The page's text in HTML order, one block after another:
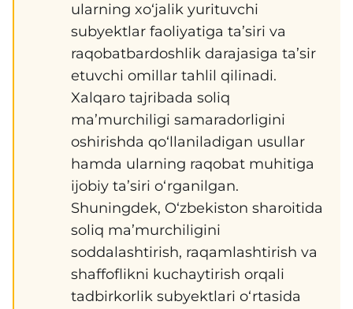
ularning xo‘jalik yurituvchi
subyektlar faoliyatiga ta’siri va
raqobatbardoshlik darajasiga ta’sir
etuvchi omillar tahlil qilinadi.
Xalqaro tajribada soliq
ma’murchiligi samaradorligini
oshirishda qo‘llaniladigan usullar
hamda ularning raqobat muhitiga
ijobiy ta’siri o‘rganilgan.
Shuningdek, O‘zbekiston sharoitida
soliq ma’murchiligini
soddalashtirish, raqamlashtirish va
shaffoflikni kuchaytirish orqali
tadbirkorlik subyektlari o‘rtasida